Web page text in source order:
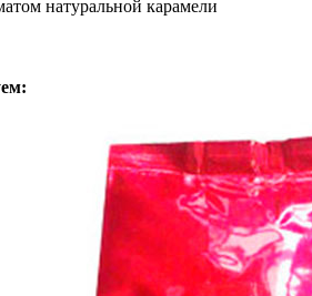
натуральной карамели